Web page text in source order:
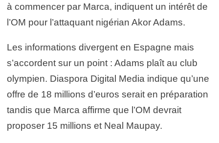
à commencer par Marca, indiquent un intérêt de
l’OM pour l’attaquant nigérian Akor Adams.
Les informations divergent en Espagne mais
s’accordent sur un point : Adams plaît au club
olympien. Diaspora Digital Media indique qu’une
offre de 18 millions d’euros serait en préparation
tandis que Marca affirme que l’OM devrait
proposer 15 millions et Neal Maupay.